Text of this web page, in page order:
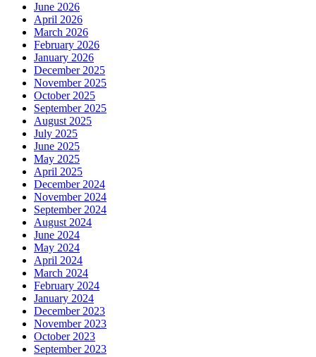
June 2026
April 2026
March 2026
February 2026
January 2026
December 2025
November 2025
October 2025
September 2025
August 2025
July 2025
June 2025
May 2025
April 2025
December 2024
November 2024
September 2024
August 2024
June 2024
May 2024
April 2024
March 2024
February 2024
January 2024
December 2023
November 2023
October 2023
September 2023